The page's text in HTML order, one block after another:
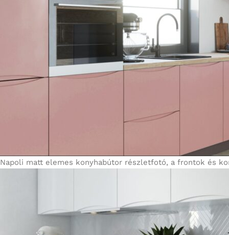
Napoli matt elemes konyhabútor részletfotó, a frontok és